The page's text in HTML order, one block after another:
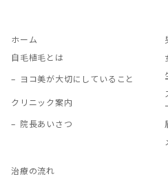
ホーム
自毛植毛とは
ヨコ美が大切にしていること
クリニック案内
院長あいさつ
治療の流れ